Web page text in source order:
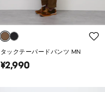
タックテーパードパンツ MN
¥2,990